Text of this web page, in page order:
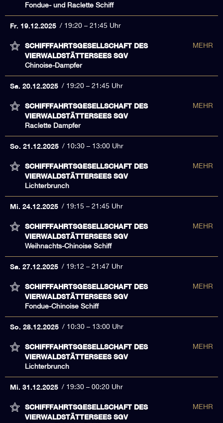
Fondue- und Raclette Schiff
Fr. 19.12.2025 19:20 – 21:45 Uhr
SCHIFFFAHRTSGESELLSCHAFT DES
VIERWALDSTÄTTERSEES SGV
Chinoise-Dampfer
MEHR
Sa. 20.12.2025 19:20 – 21:45 Uhr
SCHIFFFAHRTSGESELLSCHAFT DES
VIERWALDSTÄTTERSEES SGV
Raclette Dampfer
MEHR
So. 21.12.2025 10:30 – 13:00 Uhr
SCHIFFFAHRTSGESELLSCHAFT DES
VIERWALDSTÄTTERSEES SGV
Lichterbrunch
MEHR
Mi. 24.12.2025 19:15 – 21:45 Uhr
SCHIFFFAHRTSGESELLSCHAFT DES
VIERWALDSTÄTTERSEES SGV
Weihnachts-Chinoise Schiff
MEHR
Sa. 27.12.2025 19:12 – 21:47 Uhr
SCHIFFFAHRTSGESELLSCHAFT DES
VIERWALDSTÄTTERSEES SGV
Fondue-Chinoise Schiff
MEHR
So. 28.12.2025 10:30 – 13:00 Uhr
SCHIFFFAHRTSGESELLSCHAFT DES
VIERWALDSTÄTTERSEES SGV
Lichterbrunch
MEHR
Mi. 31.12.2025 19:30 – 00:20 Uhr
SCHIFFFAHRTSGESELLSCHAFT DES
VIERWALDSTÄTTERSEES SGV
MEHR